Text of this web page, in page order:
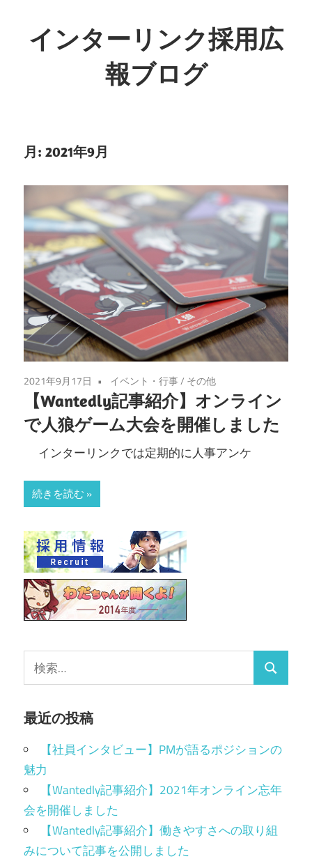
インターリンク採用広
報ブログ
月: 2021年9月
2021年9月17日 イベント・行事/ その他
【Wantedly記事紹介】オンライン
で人狼ゲーム大会を開催しました
インターリンクでは定期的に人事アンケ
続きを読む
最近の投稿
【社員インタビュー】PMが語るポジションの
魅力
【Wantedly記事紹介】2021年オンライン忘年
会を開催しました
【Wantedly記事紹介】働きやすさへの取り組
みについて記事を公開しました